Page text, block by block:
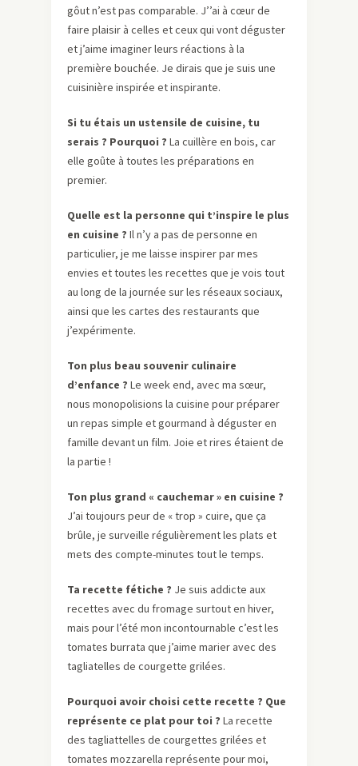
gôut n’est pas comparable. J’’ai à cœur de
faire plaisir à celles et ceux qui vont déguster
et j’aime imaginer leurs réactions à la
première bouchée. Je dirais que je suis une
cuisinière inspirée et inspirante.
Si tu étais un ustensile de cuisine, tu
serais ? Pourquoi ? La cuillère en bois, car
elle goûte à toutes les préparations en
premier.
Quelle est la personne qui t’inspire le plus
en cuisine ? Il n’y a pas de personne en
particulier, je me laisse inspirer par mes
envies et toutes les recettes que je vois tout
au long de la journée sur les réseaux sociaux,
ainsi que les cartes des restaurants que
j’expérimente.
Ton plus beau souvenir culinaire
d’enfance ? Le week end, avec ma sœur,
nous monopolisions la cuisine pour préparer
un repas simple et gourmand à déguster en
famille devant un film. Joie et rires étaient de
la partie !
Ton plus grand « cauchemar » en cuisine ?
J’ai toujours peur de « trop » cuire, que ça
brûle, je surveille régulièrement les plats et
mets des compte-minutes tout le temps.
Ta recette fétiche ? Je suis addicte aux
recettes avec du fromage surtout en hiver,
mais pour l’été mon incontournable c’est les
tomates burrata que j’aime marier avec des
tagliatelles de courgette grilées.
Pourquoi avoir choisi cette recette ? Que
représente ce plat pour toi ? La recette
des tagliattelles de courgettes grilées et
tomates mozzarella représente pour moi,